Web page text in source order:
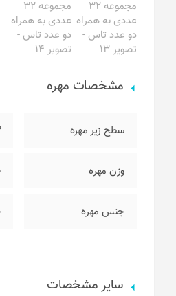
مشخصات مهره
سطح زیر مهره 3
وزن مهره
جنس مهره
سایر مشخصات